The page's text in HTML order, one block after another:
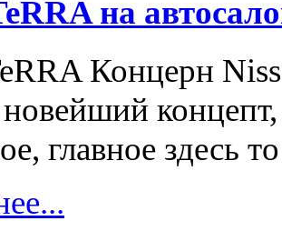
на
Концерн
концепт,
главное здесь то